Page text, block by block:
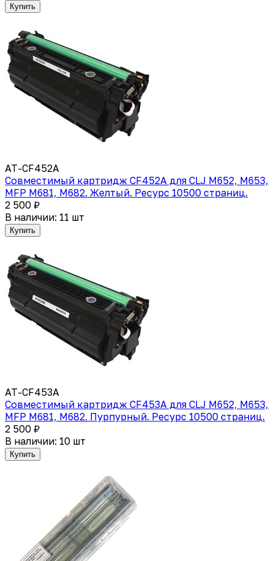
Купить
AT-CF452A
Cовместимый картридж CF452A для CLJ M652, M653,
MFP M681, M682. Желтый. Ресурс 10500 страниц.
2 500 ₽
В наличии: 11 шт
Купить
AT-CF453A
Cовместимый картридж CF453A для CLJ M652, M653,
MFP M681, M682. Пурпурный. Ресурс 10500 страниц.
2 500 ₽
В наличии: 10 шт
Купить